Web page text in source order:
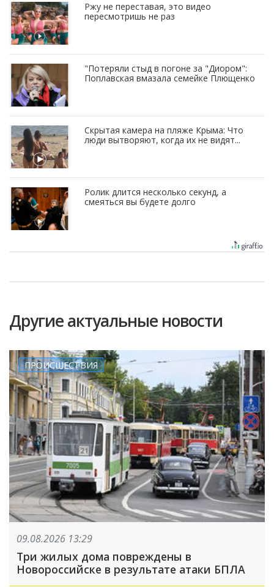
Ржу не переставая, это видео
пересмотришь не раз
"Потеряли стыд в погоне за "Диором":
Поплавская вмазала семейке Плющенко
Скрытая камера на пляже Крыма: Что
люди вытворяют, когда их не видят...
Ролик длится несколько секунд, а
смеяться вы будете долго
Другие актуальные новости
ПРОИСШЕСТВИЯ
09.08.2026 13:29
Три жилых дома повреждены в
Новороссийске в результате атаки БПЛА